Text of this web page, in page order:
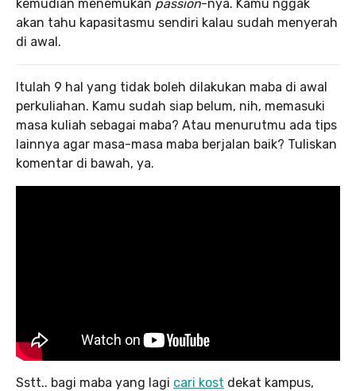
kemudian menemukan passion-nya. Kamu nggak
akan tahu kapasitasmu sendiri kalau sudah menyerah
di awal.
Itulah 9 hal yang tidak boleh dilakukan maba di awal
perkuliahan. Kamu sudah siap belum, nih, memasuki
masa kuliah sebagai maba? Atau menurutmu ada tips
lainnya agar masa-masa maba berjalan baik? Tuliskan
komentar di bawah, ya.
Sstt.. bagi maba yang lagi cari kost dekat kampus,